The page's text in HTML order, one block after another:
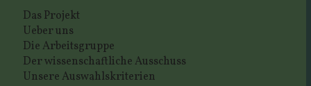
Das Projekt
Ueber uns
Die Arbeitsgruppe
Der wissenschaftliche Ausschuss
Unsere Auswahlskriterien